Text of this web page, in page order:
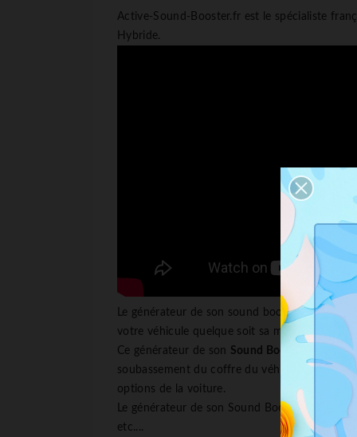
Active-Sound-Booster.fr est le spécialiste
Hybride.
Le générateur de son sound booster qui
votre véhicule quelque soit sa motorisation
Ce générateur de son Sound Booster CETE
soubassement du coffre du véhicule. Le
options de la voiture.
Le générateur de son Sound Booster CETE
etc....